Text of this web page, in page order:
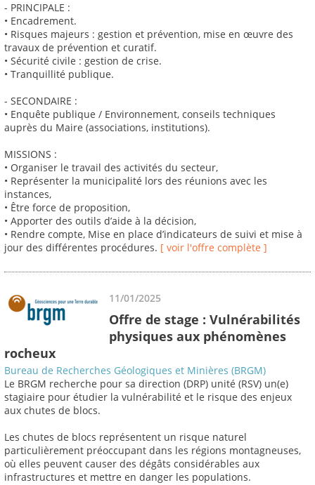
- PRINCIPALE :
• Encadrement.
• Risques majeurs : gestion et prévention, mise en œuvre des
travaux de prévention et curatif.
• Sécurité civile : gestion de crise.
• Tranquillité publique.
- SECONDAIRE :
• Enquête publique / Environnement, conseils techniques
auprès du Maire (associations, institutions).
MISSIONS :
• Organiser le travail des activités du secteur,
• Représenter la municipalité lors des réunions avec les
instances,
• Être force de proposition,
• Apporter des outils d’aide à la décision,
• Rendre compte, Mise en place d’indicateurs de suivi et mise à
jour des différentes procédures. [ voir l'offre complète ]
11/01/2025
Offre de stage : Vulnérabilités
physiques aux phénomènes
rocheux
Bureau de Recherches Géologiques et Minières (BRGM)
Le BRGM recherche pour sa direction (DRP) unité (RSV) un(e)
stagiaire pour étudier la vulnérabilité et le risque des enjeux
aux chutes de blocs.
Les chutes de blocs représentent un risque naturel
particulièrement préoccupant dans les régions montagneuses,
où elles peuvent causer des dégâts considérables aux
infrastructures et mettre en danger les populations.